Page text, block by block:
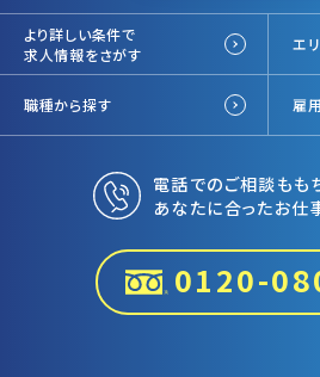
より詳しい条件で
求人情報をさがす
エ
職種から探す 雇
電話でのご相談もも
あなたに合ったお仕
0120-